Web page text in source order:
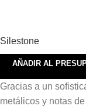
Silestone
AÑADIR AL
Gracias a un
metálicos y notas